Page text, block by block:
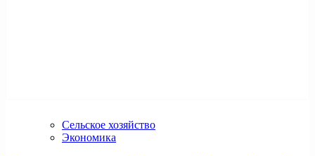
Сельское хозяйство
Экономика